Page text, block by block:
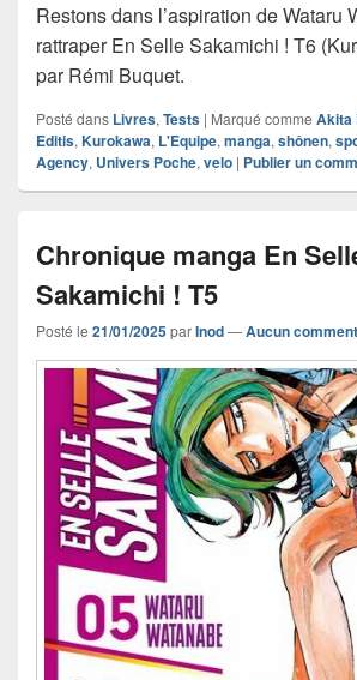
Restons dans l’aspiration de Wataru
rattraper En Selle Sakamichi ! T6
par Rémi Buquet.
Posté dans Livres, Tests | Marqué comme Akita
Editis, Kurokawa, L'Equipe, manga, shônen,
Agency, Univers Poche, velo | Publier un
Chronique manga En
Sakamichi ! T5
Posté le 21/01/2025parInod—Aucun